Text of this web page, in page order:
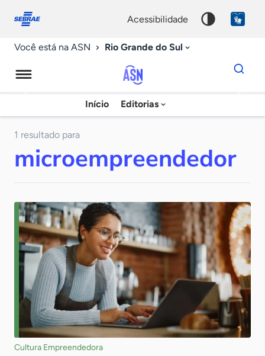
conosco
acessibilidade
Você está na ASN Rio Grande do Sul
Agência
Sebrae
Notícias
Início Editorias
Dados
para
chave
1 resultado para
microempreendedor
Cultura Empreendedora